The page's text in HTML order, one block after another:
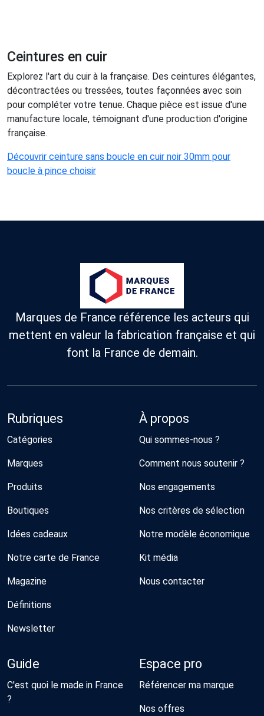
Ceintures en cuir
Explorez l'art du cuir à la française. Des ceintures élégantes,
décontractées ou tressées, toutes façonnées avec soin
pour compléter votre tenue. Chaque pièce est issue d'une
manufacture locale, témoignant d'une production d'origine
française.
Découvrir ceinture sans boucle en cuir noir 30mm pour
boucle à pince choisir
Marques de France référence les acteurs qui
mettent en valeur la fabrication française et qui
font la France de demain.
Rubriques
Catégories
Marques
Produits
Boutiques
Idées cadeaux
Notre carte de France
Magazine
Définitions
Newsletter
À propos
Qui sommes-nous ?
Comment nous soutenir ?
Nos engagements
Nos critères de sélection
Notre modèle économique
Kit média
Nous contacter
Guide
C'est quoi le made in France
?
Espace pro
Référencer ma marque
Nos offres